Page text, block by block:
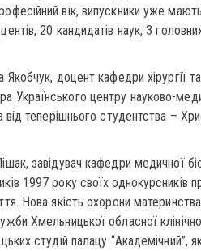
вік, випускники уже мають
20 кандидатів наук, 3 головних
доцент кафедри хірургії та
Українського центру науково-
теперішнього студентства –
завідувач кафедри медичної
1997 року своїх однокурсників
Нова якість охорони материнства
Хмельницької обласної
студій палацу “Академічний”,